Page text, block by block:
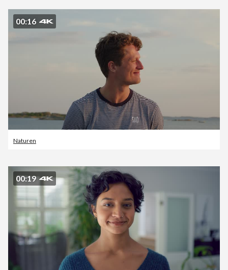
00:16
Naturen
00:19